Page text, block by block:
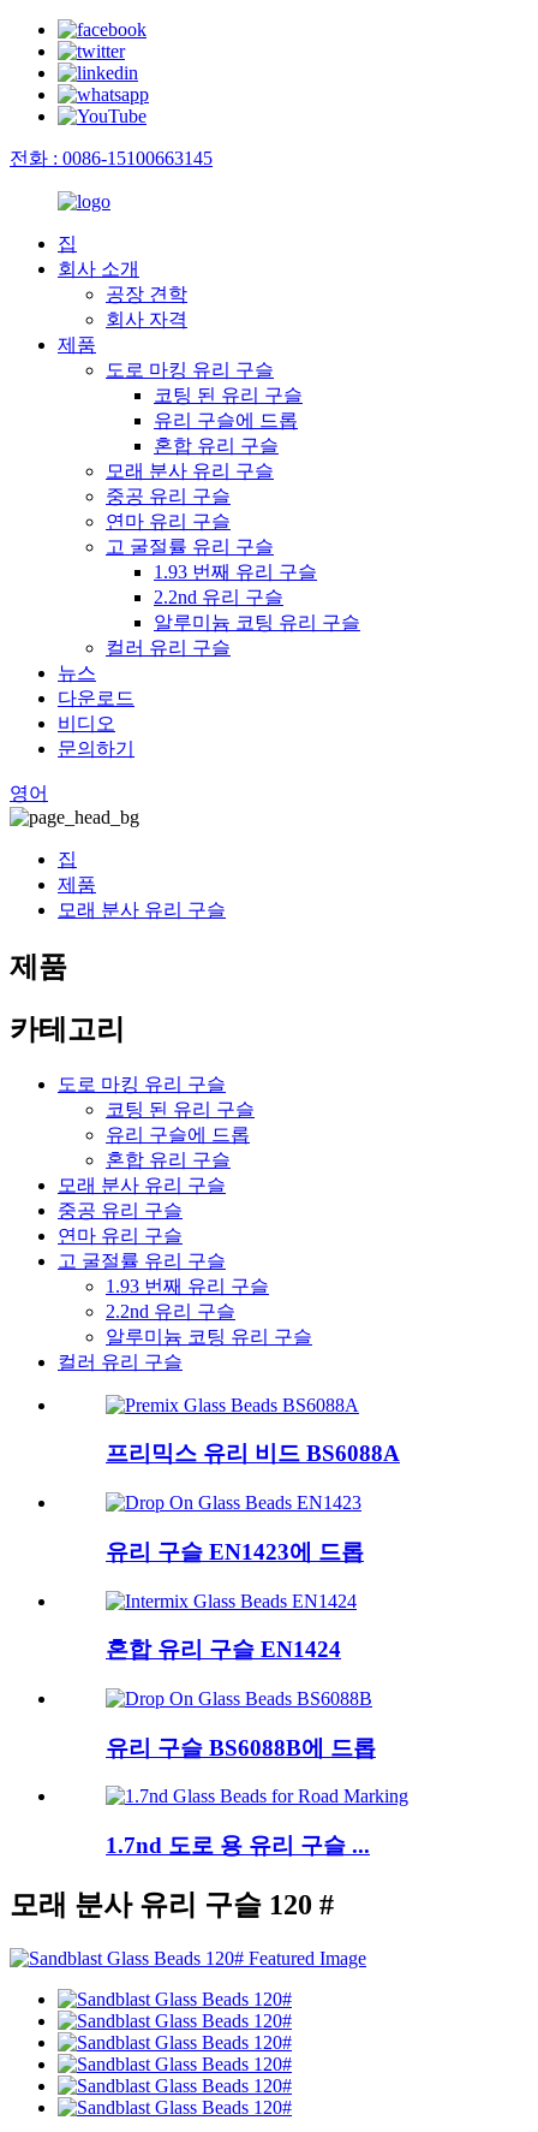
전화 : 0086-15100663145
집
회사 소개
공장 견학
회사 자격
제품
도로 마킹 유리 구슬
코팅 된 유리 구슬
유리 구슬에 드롭
혼합 유리 구슬
모래 분사 유리 구슬
중공 유리 구슬
연마 유리 구슬
고 굴절률 유리 구슬
1.93 번째 유리 구슬
2.2nd 유리 구슬
알루미늄 코팅 유리 구슬
컬러 유리 구슬
뉴스
다운로드
비디오
문의하기
영어
집
제품
모래 분사 유리 구슬
제품
카테고리
도로 마킹 유리 구슬
코팅 된 유리 구슬
유리 구슬에 드롭
혼합 유리 구슬
모래 분사 유리 구슬
중공 유리 구슬
연마 유리 구슬
고 굴절률 유리 구슬
1.93 번째 유리 구슬
2.2nd 유리 구슬
알루미늄 코팅 유리 구슬
컬러 유리 구슬
프리믹스 유리 비드 BS6088A
유리 구슬 EN1423에 드롭
혼합 유리 구슬 EN1424
유리 구슬 BS6088B에 드롭
1.7nd 도로 용 유리 구슬 ...
모래 분사 유리 구슬 120 #